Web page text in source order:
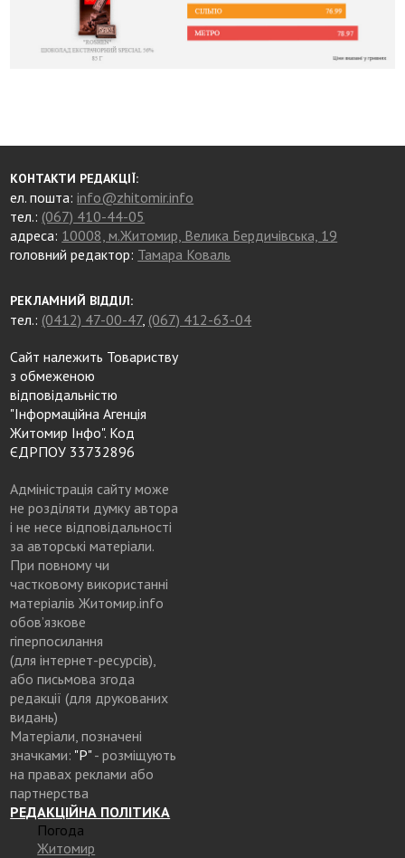
КОНТАКТИ РЕДАКЦІЇ:
ел. пошта:info@zhitomir.info
тел.: (067) 410-44-05
адреса: 10008, м.Житомир, Велика Бердичівська, 19
головний редактор: Тамара Коваль
РЕКЛАМНИЙ ВІДДІЛ:
тел.: (0412) 47-00-47, (067) 412-63-04
Сайт належить Товариству
з обмеженою
відповідальністю
"Інформаційна Агенція
Житомир Інфо". Код
ЄДРПОУ 33732896
Адміністрація сайту може
не розділяти думку автора
і не несе відповідальності
за авторські матеріали.
При повному чи
частковому використанні
матеріалів Житомир.info
обов’язкове
гіперпосилання
(для інтернет-ресурсів),
або письмова згода
редакції (для друкованих
видань)
Матеріали, позначені
значками: "Р"- розміщують
на правах реклами або
партнерства
РЕДАКЦІЙНА ПОЛІТИКА
Погода
Житомир